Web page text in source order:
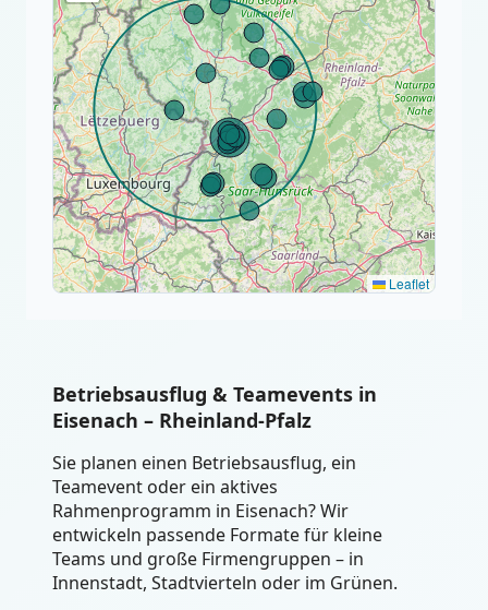
Leaflet
Betriebsausflug & Teamevents in
Eisenach – Rheinland-Pfalz
Sie planen einen Betriebsausflug, ein
Teamevent oder ein aktives
Rahmenprogramm in Eisenach? Wir
entwickeln passende Formate für kleine
Teams und große Firmengruppen – in
Innenstadt, Stadtvierteln oder im Grünen.